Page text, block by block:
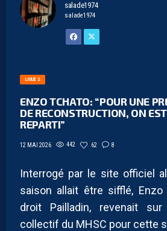
salade1974
salade1974
LIGUE 2
ENZO TCHATO: “POUR UNE
DE RECONSTRUCTION, ON
REPARTI”
12 MAI 2026 442 62 8
Interrogé par le site officiel
saison allait être sifflé, Enzo
droit Pailladin, revenait
collectif du MHSC pour cette